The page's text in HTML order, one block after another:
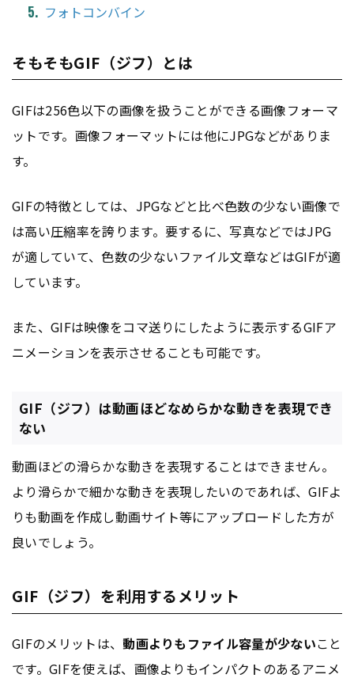
フォトコンバイン
そもそもGIF（ジフ）とは
GIFは256色以下の画像を扱うことができる画像フォーマ
ットです。画像フォーマットには他にJPGなどがありま
す。
GIFの特徴としては、JPGなどと比べ色数の少ない画像で
は高い圧縮率を誇ります。要するに、写真などではJPG
が適していて、色数の少ないファイル文章などはGIFが適
しています。
また、GIFは映像をコマ送りにしたように表示するGIFア
ニメーションを表示させることも可能です。
GIF（ジフ）は動画ほどなめらかな動きを表現でき
ない
動画ほどの滑らかな動きを表現することはできません。
より滑らかで細かな動きを表現したいのであれば、GIFよ
りも動画を作成し動画サイト等にアップロードした方が
良いでしょう。
GIF（ジフ）を利用するメリット
GIFのメリットは、動画よりもファイル容量が少ないこと
です。GIFを使えば、画像よりもインパクトのあるアニメ